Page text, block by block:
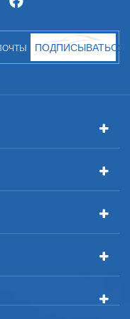
Benz, BMW
ПОДПИСЫВАТЬСЯ